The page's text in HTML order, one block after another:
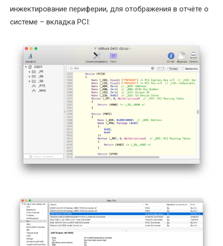
инжектирование периферии, для отображения в отчёте о
системе – вкладка PCI: